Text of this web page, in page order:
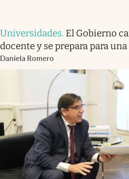
Universidades. El Gobierno
docente y se prepara para
Daniela Romero